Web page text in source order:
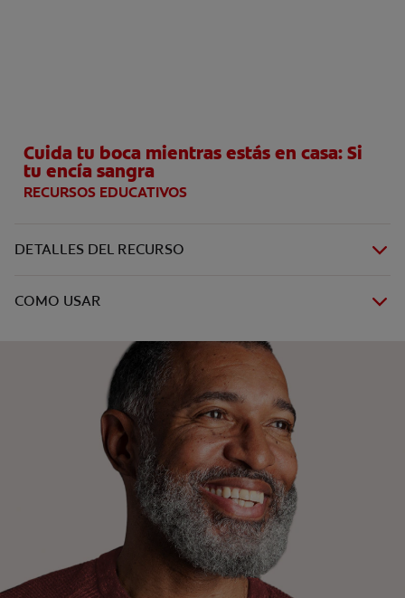
VE (ES)
Cuida tu boca mientras estás en casa: Si
tu encía sangra
RECURSOS EDUCATIVOS
DETALLES DEL RECURSO
COMO USAR